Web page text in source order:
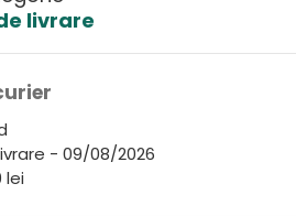
livrare
- 09/08/2026
lei